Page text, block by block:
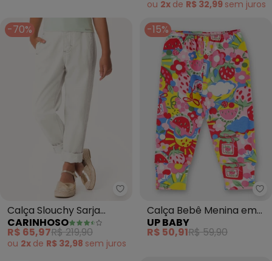
ou 2x de R$ 32,99 sem juros
-70%
Carinhoso - Calça Slouchy
Calça Slouchy Sarja
Menina (Off White)
CARINHOSO
R$ 65,97R$ 219,90
ou 2x de R$ 32,98 sem juros
-15%
Calça Bebê Menina em
Suedine Estampado
UP BABY
R$ 50,91R$ 59,90